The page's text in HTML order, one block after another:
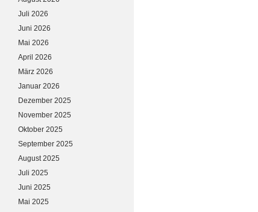
Juli 2026
Juni 2026
Mai 2026
April 2026
März 2026
Januar 2026
Dezember 2025
November 2025
Oktober 2025
September 2025
August 2025
Juli 2025
Juni 2025
Mai 2025